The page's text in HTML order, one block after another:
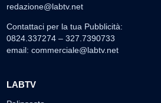
redazione@labtv.net
Contattaci per la tua Pubblicità:
0824.337274 – 327.7390733
email: commerciale@labtv.net
LABTV